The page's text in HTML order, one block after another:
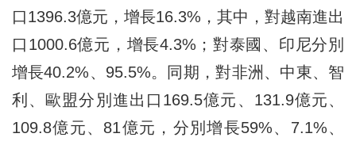
口1396.3億元，增長16.3%，其中，對越南進出
口1000.6億元，增長4.3%；對泰國、印尼分別
增長40.2%、95.5%。同期，對非洲、中東、智
利、歐盟分別進出口169.5億元、131.9億元、
109.8億元、81億元，分別增長59%、7.1%、